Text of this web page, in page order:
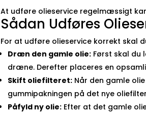
At udføre olieservice regelmæssigt
Sådan Udføres
For at udføre olieservice korrekt skal
Dræn den gamle olie: Først skal du
dræne. Derefter placeres en
Skift oliefilteret: Når den gamle
gummipakningen på det nye
Påfyld ny olie: Efter at det gamle